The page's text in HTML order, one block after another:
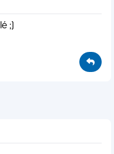
;)